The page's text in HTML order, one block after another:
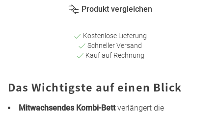
Produkt vergleichen
Kostenlose Lieferung
Schneller Versand
Kauf auf Rechnung
Das Wichtigste auf einen Blick
Mitwachsendes Kombi-Bettverlängert die